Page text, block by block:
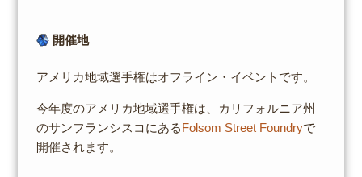
開催地
アメリカ地域選手権はオフライン・イベントです。
今年度のアメリカ地域選手権は、カリフォルニア州
のサンフランシスコにあるFolsom Street Foundryで
開催されます。